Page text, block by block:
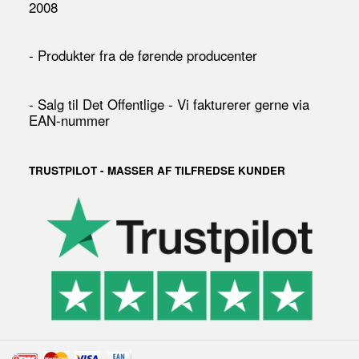
2008
- Produkter fra de førende producenter
- Salg til Det Offentlige - Vi fakturerer gerne via
EAN-nummer
TRUSTPILOT - MASSER AF TILFREDSE KUNDER